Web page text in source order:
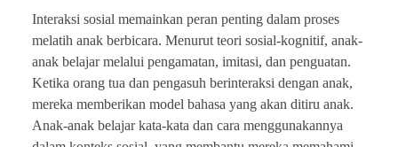
Interaksi sosial memainkan peran penting dalam proses
melatih anak berbicara. Menurut teori sosial-kognitif, anak-
anak belajar melalui pengamatan, imitasi, dan penguatan.
Ketika orang tua dan pengasuh berinteraksi dengan anak,
mereka memberikan model bahasa yang akan ditiru anak.
Anak-anak belajar kata-kata dan cara menggunakannya